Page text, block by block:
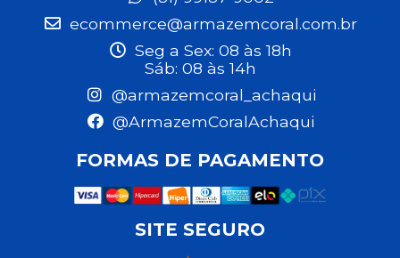
ecommerce@armazemcoral.com.br
Seg a Sex: 08 às 18h
Sáb: 08 às 14h
@armazemcoral_achaqui
@ArmazemCoralAchaqui
FORMAS DE PAGAMENTO
SITE SEGURO